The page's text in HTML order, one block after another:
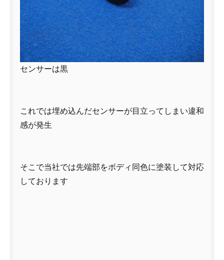
センサーは黒
これでは埋め込んだセンサーが目立ってしまい違和
感が発生
そこで当社では先端部をボディ同色に塗装して対応
しております